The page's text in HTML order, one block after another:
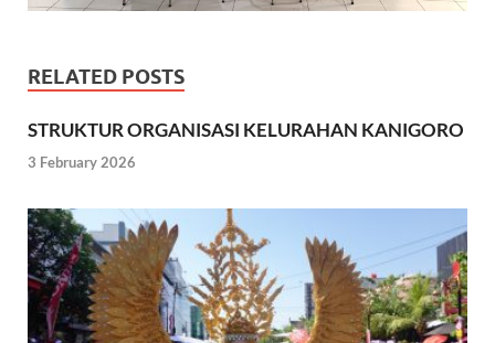
RELATED POSTS
STRUKTUR ORGANISASI KELURAHAN KANIGORO
3 February 2026